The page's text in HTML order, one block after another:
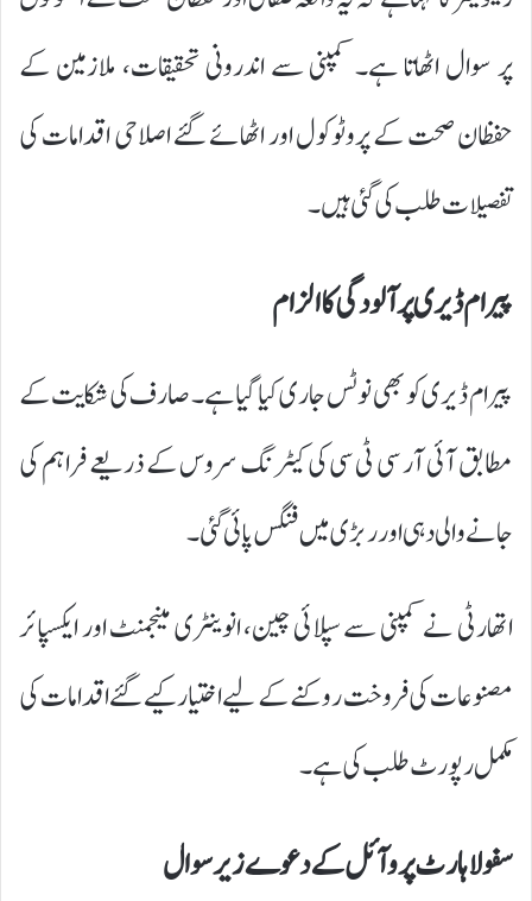
پر سوال اٹھاتا ہے۔ کمپنی سے اندرونی تحقیقات، ملازمین کے
حفظان صحت کے پروٹوکول اور اٹھائے گئے اصلاحی اقدامات کی
تفصیلات طلب کی گئی ہیں۔
پیرام ڈیری پر آلودگی کا الزام
پیرام ڈیری کو بھی نوٹس جاری کیا گیا ہے۔ صارف کی شکایت کے
مطابق آئی آر سی ٹی سی کی کیٹرنگ سروس کے ذریعے فراہم کی
جانے والی دہی اور ربڑی میں فنگس پائی گئی۔
اتھارٹی نے کمپنی سے سپلائی چین، انوینٹری مینجمنٹ اور ایکسپائر
مصنوعات کی فروخت روکنے کے لیے اختیار کیے گئے اقدامات کی
مکمل رپورٹ طلب کی ہے۔
سفولا ہارٹ پرو آئل کے دعوے زیر سوال